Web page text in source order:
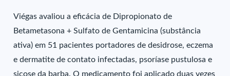
Viégas avaliou a eficácia de Dipropionato de
Betametasona + Sulfato de Gentamicina (substância
ativa) em 51 pacientes portadores de desidrose, eczema
e dermatite de contato infectadas, psoríase pustulosa e
sicose da barba. O medicamento foi aplicado duas vezes